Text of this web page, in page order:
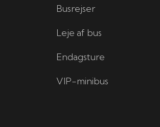
Busrejser
Leje af bus
Endagsture
VIP-minibus